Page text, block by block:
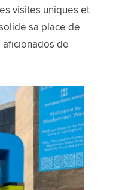
visites uniques et
sa place de
de